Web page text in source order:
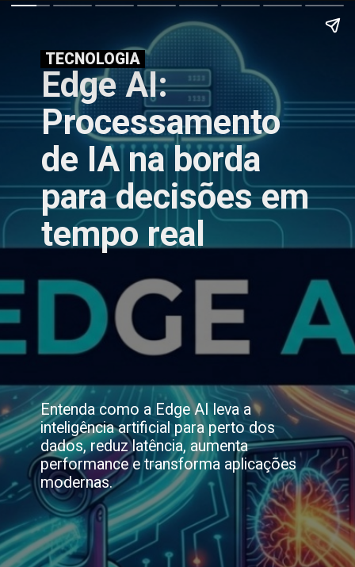
TECNOLOGIA
Edge AI:
Processamento
de IA na borda
para decisões em
tempo real
Entenda como a Edge AI leva a
inteligência artificial para perto dos
dados, reduz latência, aumenta
performance e transforma aplicações
modernas.